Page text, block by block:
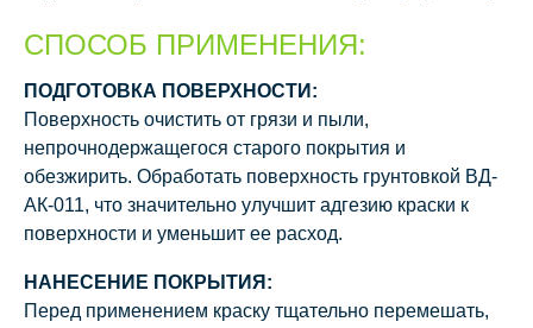
СПОСОБ ПРИМЕНЕНИЯ:
ПОДГОТОВКА ПОВЕРХНОСТИ:
Поверхность очистить от грязи и пыли,
непрочнодержащегося старого покрытия и
обезжирить. Обработать поверхность грунтовкой ВД-
АК-011, что значительно улучшит адгезию краски к
поверхности и уменьшит ее расход.
НАНЕСЕНИЕ ПОКРЫТИЯ:
Перед применением краску тщательно перемешать,